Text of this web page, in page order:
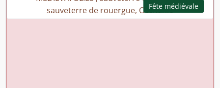
Fête médiévale